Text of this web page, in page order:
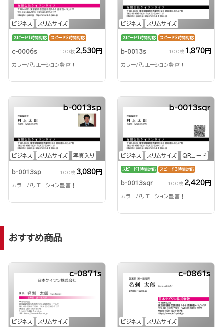
ビジネス スリムサイズ
スピード1時間対応 スピード3時間対応
c-0006s 100枚 2,530円
カラーバリエーション豊富！
ビジネス スリムサイズ
スピード1時間対応 スピード3時間対応
b-0013s 100枚 1,870円
カラーバリエーション豊富！
ビジネス スリムサイズ 写真入り
b-0013sp
b-0013sp 100枚 3,080円
カラーバリエーション豊富！
ビジネス スリムサイズ QRコード
b-0013sqr
スピード1時間対応 スピード3時間対応
b-0013sqr 100枚 2,420円
カラーバリエーション豊富！
おすすめ商品
ビジネス スリムサイズ
c-0871s
ビジネス スリムサイズ
c-0861s